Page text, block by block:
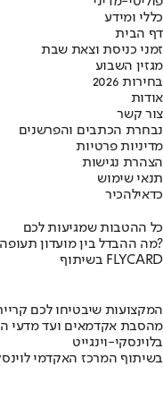
כללי ומידע
דף הבית
זמני כניסת וצאת שבת
מגזין השבוע
בחירות 2026
אודות
צור קשר
נבחרת הכתבים והפרשנים
מדיניות פרטיות
הצהרת נגישות
תנאי שימוש
כדאילהכיר
כל ההטבות שמגיעות לכם
מה ההבדל בין מועדון תעופה וכרטיס אשראי?
בשיתוף FLYCARD
המקצועות שיבטיחו לכם
מהסבת אקדמאים ועד מדעי
בלוינסקי-וינגייט
בשיתוף המרכז האקדמי